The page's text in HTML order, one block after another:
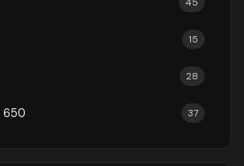
15
28
650 37